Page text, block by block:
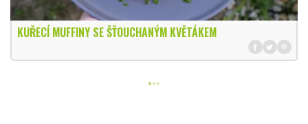
KUŘECÍ MUFFINY SE ŠŤOUCHANÝM KVĚTÁKEM